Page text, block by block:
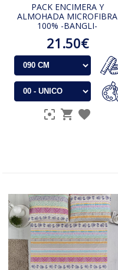
PACK ENCIMERA Y
ALMOHADA MICROFIBRA
100% -BANGLI-
21.50€